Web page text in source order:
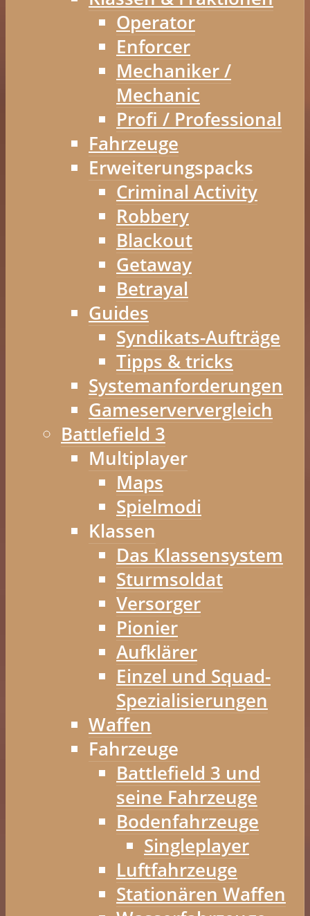
Operator
Enforcer
Mechaniker /
Mechanic
Profi / Professional
Fahrzeuge
Erweiterungspacks
Criminal Activity
Robbery
Blackout
Getaway
Betrayal
Guides
Syndikats-Aufträge
Tipps & tricks
Systemanforderungen
Gameserververgleich
Battlefield 3
Multiplayer
Maps
Spielmodi
Klassen
Das Klassensystem
Sturmsoldat
Versorger
Pionier
Aufklärer
Einzel und Squad-
Spezialisierungen
Waffen
Fahrzeuge
Battlefield 3 und
seine Fahrzeuge
Bodenfahrzeuge
Singleplayer
Luftfahrzeuge
Stationären Waffen